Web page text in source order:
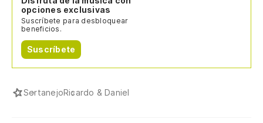
opciones exclusivas
Suscríbete para desbloquear
beneficios.
Suscríbete
SertanejoRicardo & Daniel